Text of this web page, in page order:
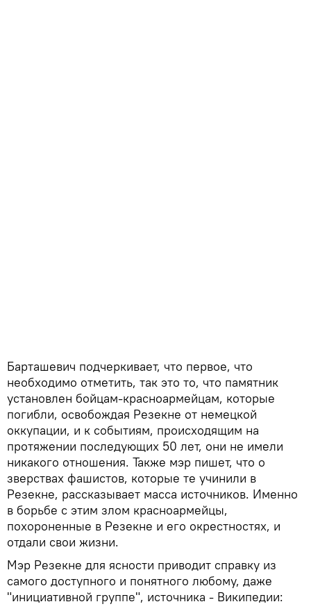
Барташевич подчеркивает, что первое, что
необходимо отметить, так это то, что памятник
установлен бойцам-красноармейцам, которые
погибли, освобождая Резекне от немецкой
оккупации, и к событиям, происходящим на
протяжении последующих 50 лет, они не имели
никакого отношения. Также мэр пишет, что о
зверствах фашистов, которые те учинили в
Резекне, рассказывает масса источников. Именно
в борьбе с этим злом красноармейцы,
похороненные в Резекне и его окрестностях, и
отдали свои жизни.
Мэр Резекне для ясности приводит справку из
самого доступного и понятного любому, даже
"инициативной группе", источника - Википедии: